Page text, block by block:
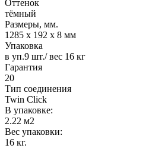
Оттенок
тёмный
Размеры, мм.
1285 х 192 х 8 мм
Упаковка
в уп.9 шт./ вес 16 кг
Гарантия
20
Тип соединения
Twin Click
В упаковке:
2.22 м2
Вес упаковки:
16 кг.